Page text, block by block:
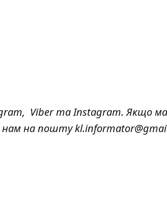
ViberтаInstagram. Якщо
нам на пошту